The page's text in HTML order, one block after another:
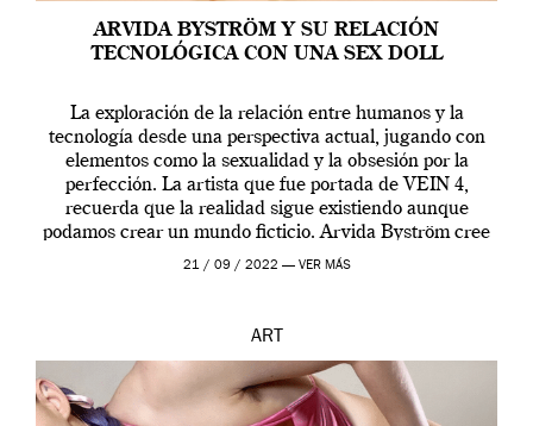
ARVIDA BYSTRÖM Y SU RELACIÓN
TECNOLÓGICA CON UNA SEX DOLL
La exploración de la relación entre humanos y la
tecnología desde una perspectiva actual, jugando con
elementos como la sexualidad y la obsesión por la
perfección. La artista que fue portada de VEIN 4,
recuerda que la realidad sigue existiendo aunque
podamos crear un mundo ficticio. Arvida Byström cree
que los humanos tienen un complejo […]
21 / 09 / 2022 — VER MÁS
ART